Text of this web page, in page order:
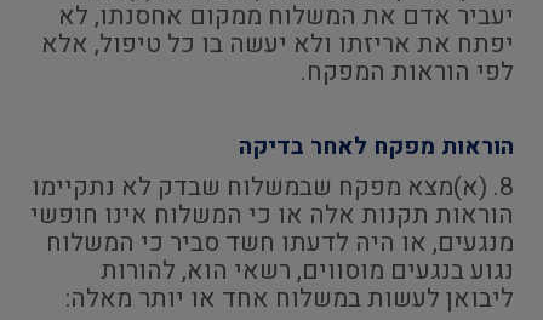
יעביר אדם את המשלוח ממקום אחסנתו, לא
יפתח את אריזתו ולא יעשה בו כל טיפול, אלא
לפי הוראות המפקח.
הוראות מפקח לאחר בדיקה
8. (א)מצא מפקח שבמשלוח שבדק לא נתקיימו
הוראות תקנות אלה או כי המשלוח אינו חופשי
מנגעים, או היה לדעתו חשד סביר כי המשלוח
נגוע בנגעים מוסווים, רשאי הוא, להורות
ליבואן לעשות במשלוח אחד או יותר מאלה: